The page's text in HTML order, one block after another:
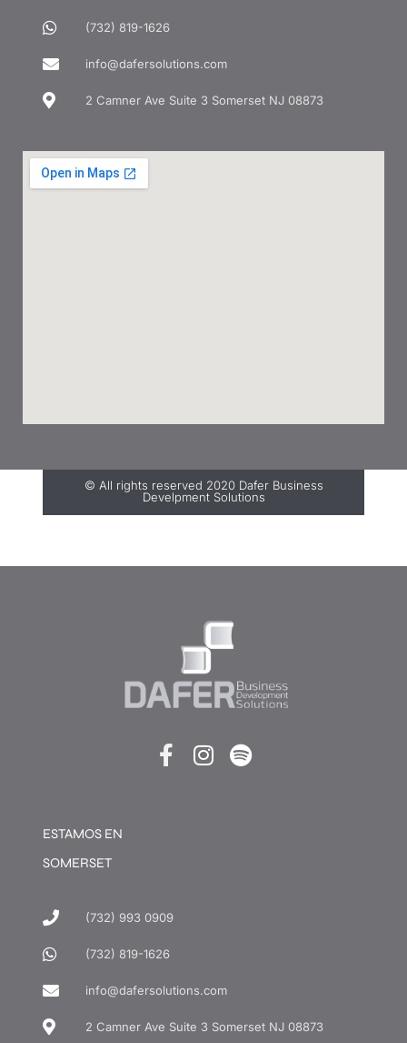
(732) 819-1626
info@dafersolutions.com
2 Camner Ave Suite 3 Somerset NJ 08873
© All rights reserved 2020 Dafer Business
Develpment Solutions
ESTAMOS EN
SOMERSET
(732) 993 0909
(732) 819-1626
info@dafersolutions.com
2 Camner Ave Suite 3 Somerset NJ 08873